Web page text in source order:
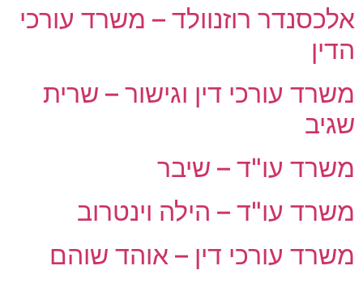
אלכסנדר רוזנוולד – משרד עורכי
הדין
משרד עורכי דין וגישור – שרית
שגיב
משרד עו"ד – שיבר
משרד עו"ד – הילה וינטרוב
משרד עורכי דין – אוהד שוהם